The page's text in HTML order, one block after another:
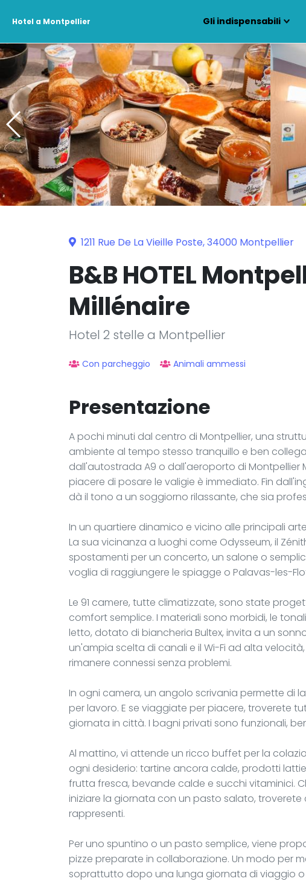
Hotel a Montpellier Gli indispensabili
1211 Rue De La Vieille Poste, 34000 Montpellier
B&B HOTEL
Millénaire
Hotel 2 stelle a Montpellier
Con parcheggio Animali ammessi
Presentazione
A pochi minuti dal centro di Montpellier, una
ambiente al tempo stesso tranquillo e ben
dall'autostrada A9 o dall'aeroporto di Montpellier
piacere di posare le valigie è immediato. Fin
dà il tono a un soggiorno rilassante, che sia
In un quartiere dinamico e vicino alle principali
La sua vicinanza a luoghi come Odysseum, il
spostamenti per un concerto, un salone o
voglia di raggiungere le spiagge o Palavas-les-
Le 91 camere, tutte climatizzate, sono state
comfort semplice. I materiali sono morbidi, le
letto, dotato di biancheria Bultex, invita a un
un'ampia scelta di canali e il Wi-Fi ad alta
rimanere connessi senza problemi.
In ogni camera, un angolo scrivania permette di
per lavoro. E se viaggiate per piacere, troverete
giornata in città. I bagni privati sono funzionali,
Al mattino, vi attende un ricco buffet per la
ogni desiderio: tartine ancora calde, prodotti
frutta fresca, bevande calde e succhi vitaminici.
iniziare la giornata con un pasto salato,
rappresenti.
Per uno spuntino o un pasto semplice, viene
pizze preparate in collaborazione. Un modo per
soprattutto dopo una lunga giornata di viaggio o